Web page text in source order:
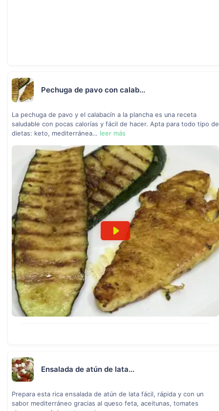
Pechuga de pavo con calab...
La pechuga de pavo y el calabacín a la plancha es una receta
saludable con pocas calorías y fácil de hacer. Apta para todo tipo de
dietas: keto, mediterránea… leer más
Ensalada de atún de lata...
Prepara esta rica ensalada de atún de lata fácil, rápida y con un
sabor mediterráneo gracias al queso feta, aceitunas, tomates